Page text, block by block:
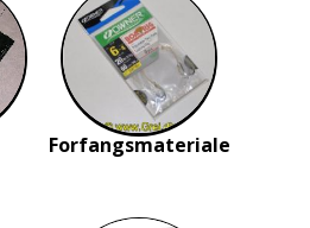
Forfangsmateriale